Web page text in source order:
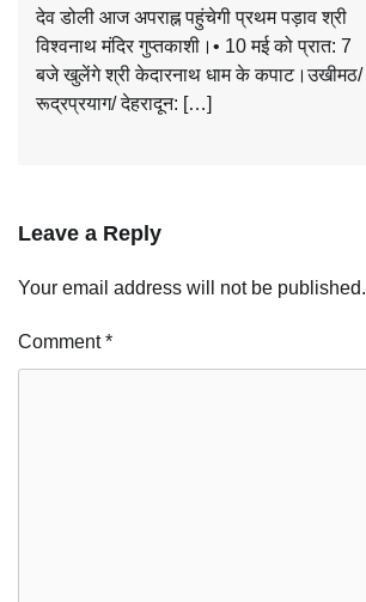
देव डोली आज अपराह्न पहुंचेगी प्रथम पड़ाव श्री
विश्वनाथ मंदिर गुप्तकाशी।• 10 मई को प्रात: 7
बजे खुलेंगे श्री केदारनाथ धाम के कपाट।उखीमठ/
रूद्रप्रयाग/ देहरादून: […]
Leave a Reply
Your email address will not be published.
Comment*